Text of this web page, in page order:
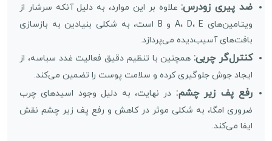
ضد پیری زودرس:علاوه بر این موارد، به دلیل آنکه سرشار از
ویتامین‌های A، D، E و B است، به شکلی بنیادین به بازسازی
بافت‌های آسیب‌دیده می‌پردازد.
کنترل‌گر چربی:همچنین با تنظیم دقیق فعالیت غدد سباسه، از
ایجاد جوش جلوگیری کرده و سلامت پوست را تضمین می‌کند.
رفع پف زیر چشم: در نهایت، به دلیل وجود اسیدهای چرب
ضروری امگا، به شکلی موثر در کاهش و رفع پف زیر چشم نقش
ایفا می‌کند.